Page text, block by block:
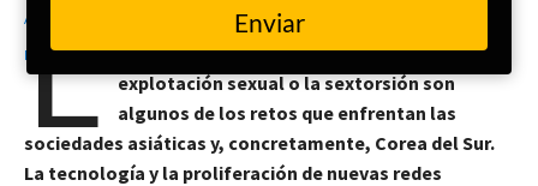
L
a distribución de material sexualmente
explícito sin consentimiento, el grooming, la
explotación sexual o la sextorsión son
algunos de los retos que enfrentan las
sociedades asiáticas y, concretamente, Corea del Sur.
La tecnología y la proliferación de nuevas redes
Enviar